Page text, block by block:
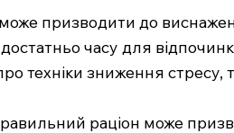
призводити до
часу для
техніки зниження стресу,
раціон може